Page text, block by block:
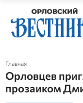
Главная
Орловцев
прозаиком